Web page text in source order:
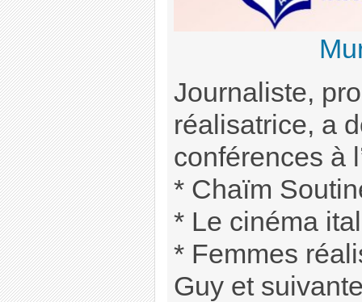
Journaliste,
réalisatrice, a
conférences à
* Chaïm
* Le cinéma
* Femmes
Guy et